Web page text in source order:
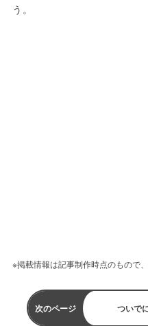
う。
※掲載情報は記事制作時点のもので
次のページ ついで